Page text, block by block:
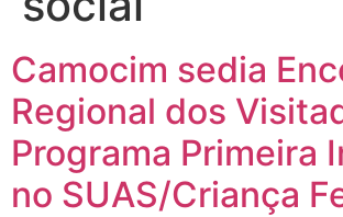
Camocim sedia
Regional dos
Programa Primeira
no SUAS/Criança